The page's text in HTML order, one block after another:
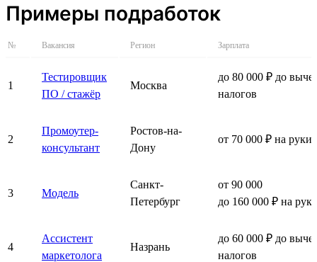
Примеры подработок
№ Вакансия Регион Зарплата
1
Тестировщик
ПО / стажёр
Москва
до 80 000 ₽ до
налогов
2
Промоутер-
консультант
Ростов-на-
Дону
от 70 000 ₽ на руки
3 Модель
Санкт-
Петербург
от 90 000
до 160 000 ₽ на
4
Ассистент
маркетолога
Назрань
до 60 000 ₽ до
налогов